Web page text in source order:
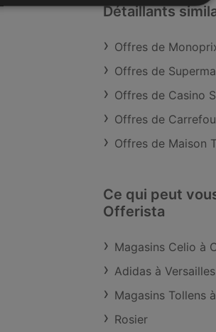
Détaillants
Offres de
Offres de
Offres de Casino
Offres de
Offres de Maison
Ce qui peut
Offerista
Magasins Celio à
Adidas à Versailles
Magasins Tollens
Rosier